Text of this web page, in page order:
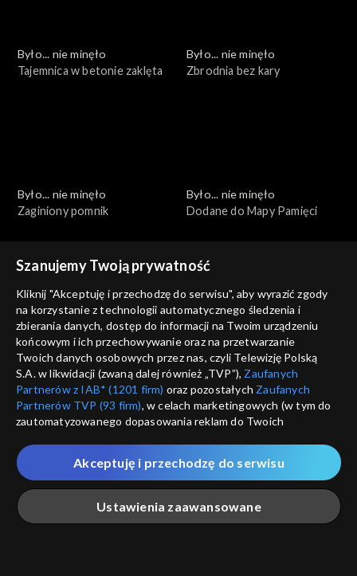
Było... nie minęło
Tajemnica w betonie zaklęta
Było... nie minęło
Zbrodnia bez kary
Było... nie minęło
Zaginiony pomnik
Było... nie minęło
Dodane do Mapy Pamięci
Było... nie minęło
Pogromcy żelaznych
smoków
Było... nie minęło
Projekt Kegresse
Było... nie minęło
Powrót do zacnej
przeszłości
Było... nie minęło
Wszystko dla Ojczyzny, nic
dla mnie
Szanujemy Twoją prywatność
Kliknij "Akceptuję i przechodzę do serwisu", aby wyrazić zgody
na korzystanie z technologii automatycznego śledzenia i
zbierania danych, dostęp do informacji na Twoim urządzeniu
końcowym i ich przechowywanie oraz na przetwarzanie
Twoich danych osobowych przez nas, czyli Telewizję Polską
S.A. w likwidacji (zwaną dalej również „TVP”), Zaufanych
Partnerów z IAB* (1201 firm) oraz pozostałych Zaufanych
Partnerów TVP (93 firm), w celach marketingowych (w tym do
zautomatyzowanego dopasowania reklam do Twoich
które wskazujemy poniżej, a także zgody na udostępnianie
przez nas identyfikatora PPID do Google.
Twoje dane osobowe zbierane podczas odwiedzania przez
Ciebie naszych
poszczególnych serwisówzwanych dalej
„Portalem”, w tym informacje zapisywane za pomocą
Ustawienia zaawansowane
Akceptuję i przechodzę do serwisu